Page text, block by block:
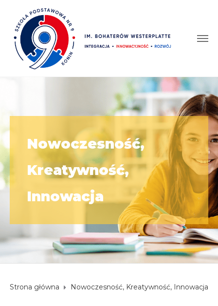
Nowoczesność,
Kreatywność,
Innowacja
Strona główna Nowoczesność, Kreatywność, Innowacja